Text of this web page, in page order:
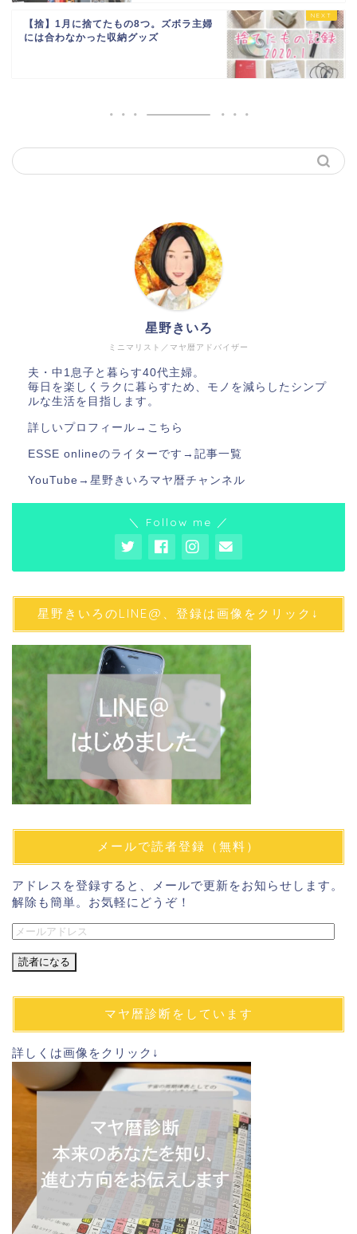
【捨】1月に捨てたもの8つ。ズボラ主婦
には合わなかった収納グッズ
ミニマリスト／マヤ暦アドバイザー
星野きいろ
夫・中1息子と暮らす40代主婦。
毎日を楽しくラクに暮らすため、モノを減らしたシンプ
ルな生活を目指します。
詳しいプロフィール→ こちら
ESSE onlineのライターです→ 記事一覧
YouTube→ 星野きいろマヤ暦チャンネル
＼ Follow me ／
星野きいろのLINE@、登録は画像をクリック↓
メールで読者登録（無料）
アドレスを登録すると、メールで更新をお知らせします。
解除も簡単。お気軽にどうぞ！
メ
ル
ド
ス
マヤ暦診断をしています
詳しくは画像をクリック↓